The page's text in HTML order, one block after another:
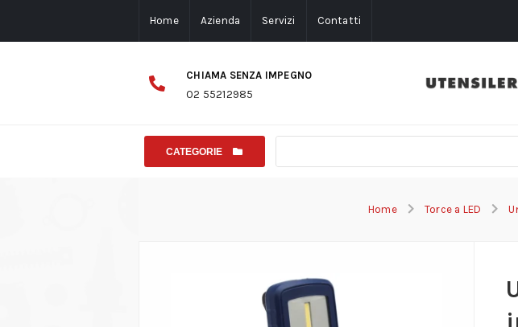
Home Azienda Servizi Contatti
CHIAMA SENZA IMPEGNO
02 55212985
CATEGORIE
Home Torce a LED